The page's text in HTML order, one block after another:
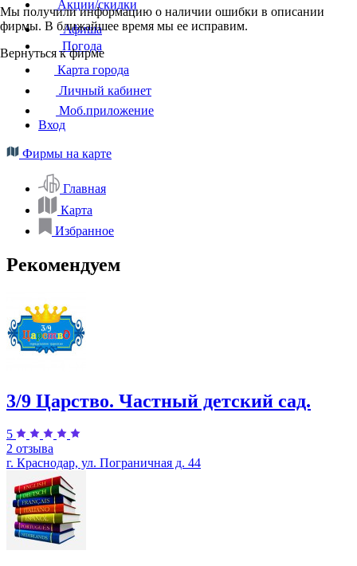
Мы получили информацию о наличии ошибки в описании
фирмы. В ближайшее время мы ее исправим.
Вернуться к фирме
Акции/скидки
Афиша
Погода
Карта города
Личный кабинет
Моб.приложение
Вход
Фирмы на карте
Главная
Карта
Избранное
Рекомендуем
3/9 Царство. Частный детский сад.
5
2 отзыва
г. Краснодар, ул. Пограничная д. 44